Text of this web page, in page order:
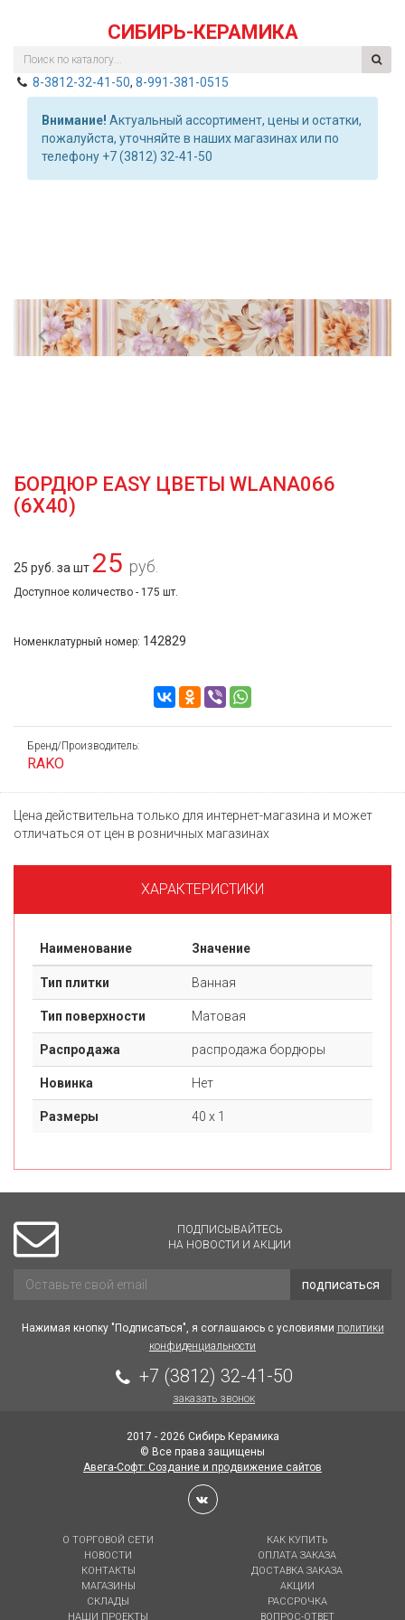
СИБИРЬ-КЕРАМИКА
8-3812-32-41-50, 8-991-381-0515
Внимание! Актуальный ассортимент, цены и остатки,
пожалуйста, уточняйте в наших магазинах или по
телефону +7 (3812) 32-41-50
Previous
БОРДЮР EASY ЦВЕТЫ WLANA066
(6Х40)
25 руб. за шт 25 руб.
Доступное количество - 175 шт.
Номенклатурный номер: 142829
Бренд/Производитель:
RAKO
Цена действительна только для интернет-магазина и может
отличаться от цен в розничных магазинах
ХАРАКТЕРИСТИКИ
Наименование Значение
Тип плитки Ванная
Тип поверхности Матовая
Распродажа распродажа бордюры
Новинка Нет
Размеры 40 х 1
ПОДПИСЫВАЙТЕСЬ
НА НОВОСТИ И АКЦИИ
подписаться
Нажимая кнопку "Подписаться", я соглашаюсь с условиями политики
конфиденциальности
+7 (3812) 32-41-50
заказать звонок
2017 - 2026 Сибирь Керамика
© Все права защищены
Авега-Софт: Создание и продвижение сайтов
О ТОРГОВОЙ СЕТИ
НОВОСТИ
КОНТАКТЫ
МАГАЗИНЫ
СКЛАДЫ
НАШИ ПРОЕКТЫ
КАК КУПИТЬ
ОПЛАТА ЗАКАЗА
ДОСТАВКА ЗАКАЗА
АКЦИИ
РАССРОЧКА
ВОПРОС-ОТВЕТ